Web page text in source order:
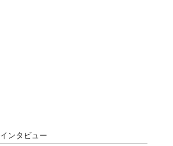
インタビュー